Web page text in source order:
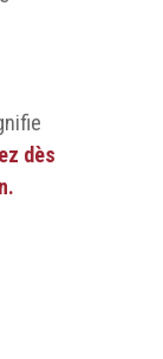
dès